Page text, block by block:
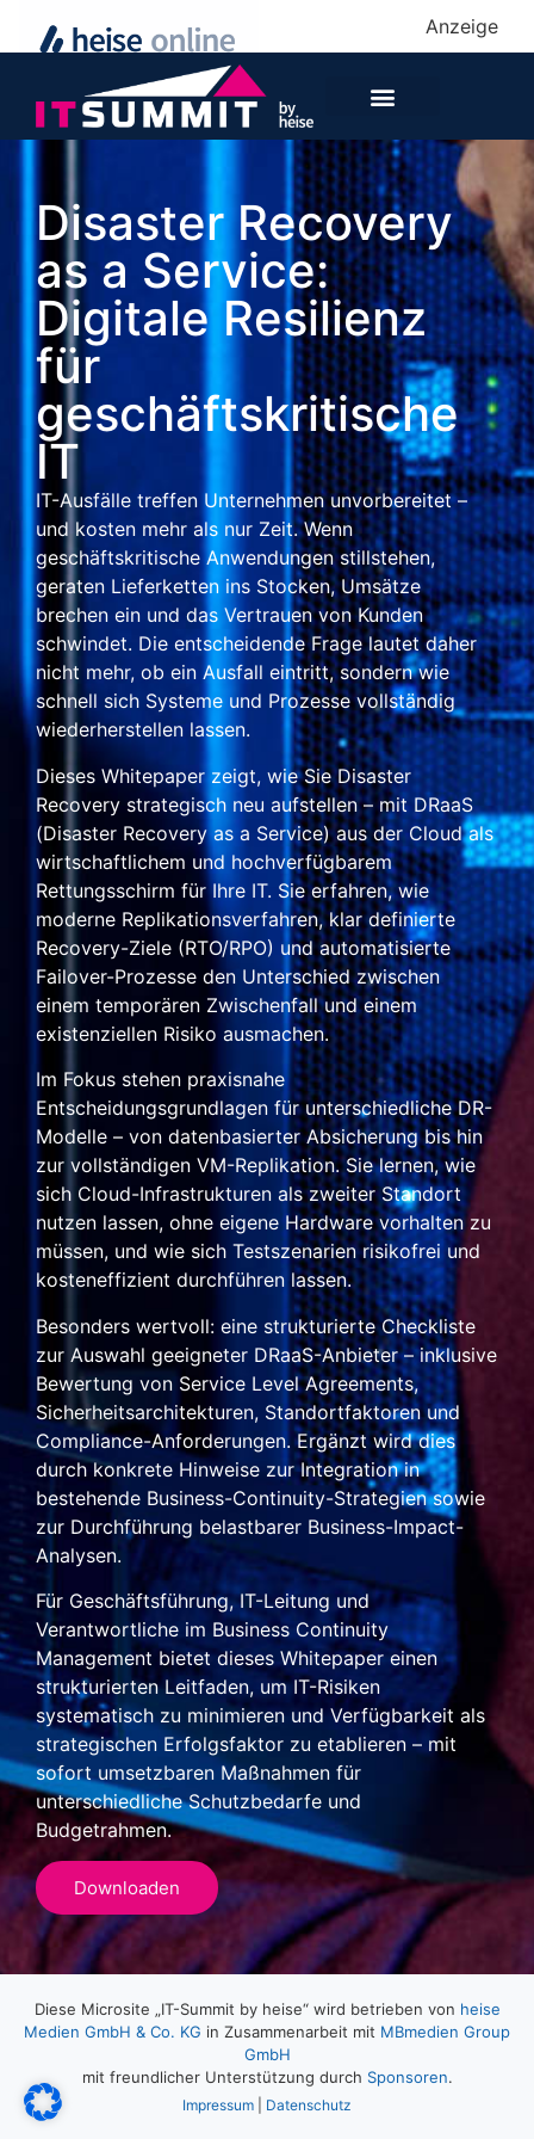
Anzeige
Disaster Recovery
as a Service:
Digitale Resilienz
für
geschäftskritische
IT
IT-Ausfälle treffen Unternehmen unvorbereitet –
und kosten mehr als nur Zeit. Wenn
geschäftskritische Anwendungen stillstehen,
geraten Lieferketten ins Stocken, Umsätze
brechen ein und das Vertrauen von Kunden
schwindet. Die entscheidende Frage lautet daher
nicht mehr, ob ein Ausfall eintritt, sondern wie
schnell sich Systeme und Prozesse vollständig
wiederherstellen lassen.
Dieses Whitepaper zeigt, wie Sie Disaster
Recovery strategisch neu aufstellen – mit DRaaS
(Disaster Recovery as a Service) aus der Cloud als
wirtschaftlichem und hochverfügbarem
Rettungsschirm für Ihre IT. Sie erfahren, wie
moderne Replikationsverfahren, klar definierte
Recovery-Ziele (RTO/RPO) und automatisierte
Failover-Prozesse den Unterschied zwischen
einem temporären Zwischenfall und einem
existenziellen Risiko ausmachen.
Im Fokus stehen praxisnahe
Entscheidungsgrundlagen für unterschiedliche DR-
Modelle – von datenbasierter Absicherung bis hin
zur vollständigen VM-Replikation. Sie lernen, wie
sich Cloud-Infrastrukturen als zweiter Standort
nutzen lassen, ohne eigene Hardware vorhalten zu
müssen, und wie sich Testszenarien risikofrei und
kosteneffizient durchführen lassen.
Besonders wertvoll: eine strukturierte Checkliste
zur Auswahl geeigneter DRaaS-Anbieter – inklusive
Bewertung von Service Level Agreements,
Sicherheitsarchitekturen, Standortfaktoren und
Compliance-Anforderungen. Ergänzt wird dies
durch konkrete Hinweise zur Integration in
bestehende Business-Continuity-Strategien sowie
zur Durchführung belastbarer Business-Impact-
Analysen.
Für Geschäftsführung, IT-Leitung und
Verantwortliche im Business Continuity
Management bietet dieses Whitepaper einen
strukturierten Leitfaden, um IT-Risiken
systematisch zu minimieren und Verfügbarkeit als
strategischen Erfolgsfaktor zu etablieren – mit
sofort umsetzbaren Maßnahmen für
unterschiedliche Schutzbedarfe und
Budgetrahmen.
Downloaden
Diese Microsite „IT-Summit by heise“ wird betrieben von heise
Medien GmbH & Co. KG in Zusammenarbeit mit MBmedien Group
GmbH
mit freundlicher Unterstützung durch Sponsoren.
Impressum Datenschutz